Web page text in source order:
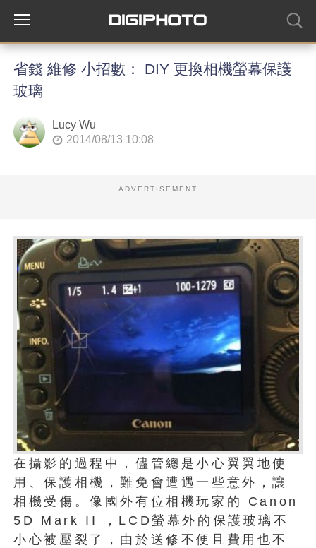
省錢 維修 小招數： DIY 更換相機螢幕保護
玻璃
Lucy Wu
2014/08/13 10:08
ADVERTISEMENT
在攝影的過程中，儘管總是小心翼翼地使
用、保護相機，難免會遭遇一些意外，讓
相機受傷。像國外有位相機玩家的 Canon
5D Mark II ，LCD螢幕外的保護玻璃不
小心被壓裂了，由於送修不便且費用也不